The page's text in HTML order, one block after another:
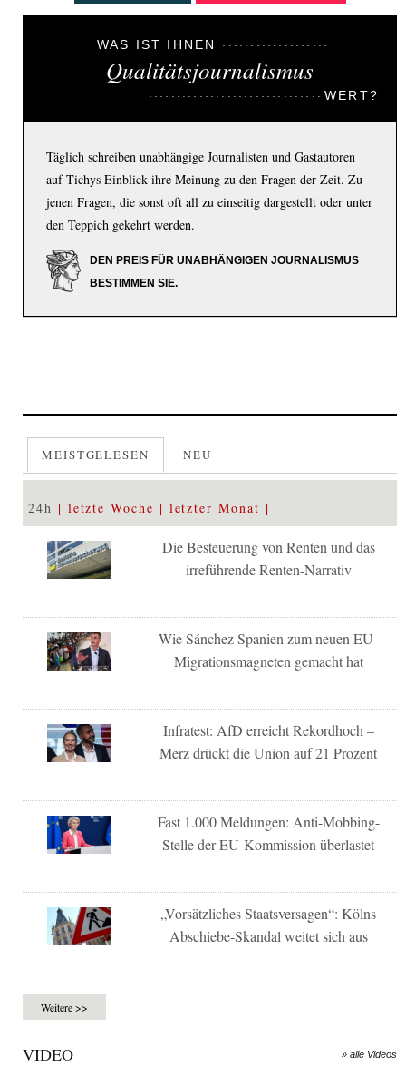
WAS IST IHNEN
Qualitätsjournalismus
WERT?
Täglich schreiben unabhängige Journalisten und Gastautoren
auf Tichys Einblick ihre Meinung zu den Fragen der Zeit. Zu
jenen Fragen, die sonst oft all zu einseitig dargestellt oder unter
den Teppich gekehrt werden.
DEN PREIS FÜR UNABHÄNGIGEN JOURNALISMUS
BESTIMMEN SIE.
MEISTGELESEN NEU
24h letzte Woche letzter Monat
Die Besteuerung von Renten und das
irreführende Renten-Narrativ
Wie Sánchez Spanien zum neuen EU-
Migrationsmagneten gemacht hat
Infratest: AfD erreicht Rekordhoch –
Merz drückt die Union auf 21 Prozent
Fast 1.000 Meldungen: Anti-Mobbing-
Stelle der EU-Kommission überlastet
„Vorsätzliches Staatsversagen“: Kölns
Abschiebe-Skandal weitet sich aus
Weitere >>
VIDEO » alle Videos